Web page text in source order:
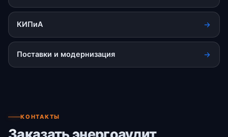
КИПиА
Поставки и модернизация
КОНТАКТЫ